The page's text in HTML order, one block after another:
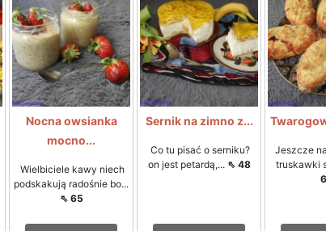
Nocna owsianka
mocno...
Wielbiciele kawy niech
podskakują radośnie bo...
⇖ 65
Sernik na zimno z...
Co tu pisać o serniku?
on jest petardą,... ⇖ 48
Jeszcze
truskawki